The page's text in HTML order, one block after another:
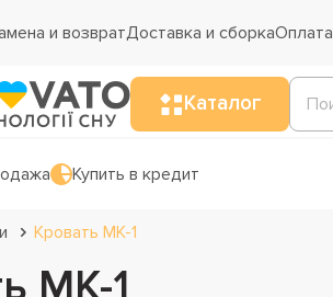
и возвратДоставка и сборкаОплата
Каталог
Купить в кредит
Кровать МК-1